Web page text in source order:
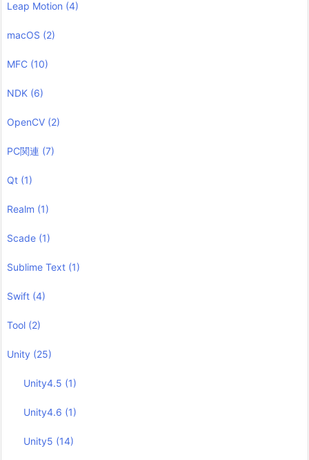
Leap Motion (4)
macOS (2)
MFC (10)
NDK (6)
OpenCV (2)
PC関連 (7)
Qt (1)
Realm (1)
Scade (1)
Sublime Text (1)
Swift (4)
Tool (2)
Unity (25)
Unity4.5 (1)
Unity4.6 (1)
Unity5 (14)